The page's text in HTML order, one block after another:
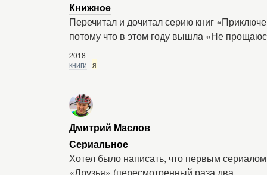
Книжное
Перечитал и дочитал серию книг
потому что в этом году вышла «Не
2018
книги я
Дмитрий Маслов
Сериальное
Хотел было написать, что первым